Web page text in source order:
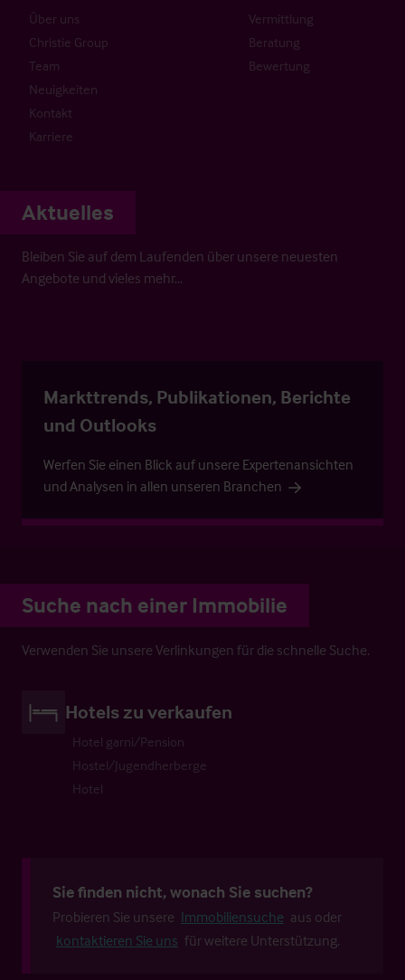
Über uns
Christie Group
Team
Neuigkeiten
Kontakt
Karriere
Vermittlung
Beratung
Bewertung
Aktuelles
Bleiben Sie auf dem Laufenden über unsere neuesten
Angebote und vieles mehr…
Markttrends, Publikationen, Berichte
und Outlooks
Werfen Sie einen Blick auf unsere Expertenansichten
und Analysen in allen unseren Branchen
Suche nach einer Immobilie
Verwenden Sie unsere Verlinkungen für die schnelle Suche.
Hotels zu verkaufen
Hotel garni/Pension
Hostel/Jugendherberge
Hotel
Sie finden nicht, wonach Sie suchen?
Probieren Sie unsere Immobiliensuche aus oder
kontaktieren Sie uns für weitere Unterstützung.